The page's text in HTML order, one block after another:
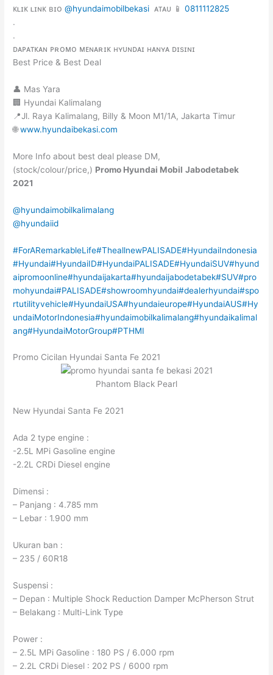
ᴋʟɪᴋ ʟɪɴᴋ ʙɪᴏ@hyundaimobilbekasi ᴀᴛᴀᴜ 📱0811112825
.
.
ᴅᴀᴘᴀᴛᴋᴀɴ ᴘʀᴏᴍᴏ ᴍᴇɴᴀʀɪᴋ ʜʏᴜɴᴅᴀɪ ʜᴀɴʏᴀ ᴅɪsɪɴɪ
Best Price & Best Deal
👤 Mas Yara
🏢 Hyundai Kalimalang
📍Jl. Raya Kalimalang, Billy & Moon M1/1A, Jakarta Timur
🌐www.hyundaibekasi.com
More Info about best deal please DM,
(stock/colour/price,) Promo Hyundai Mobil Jabodetabek
2021
@hyundaimobilkalimalang
@hyundaiid
#ForARemarkableLife#TheallnewPALISADE#HyundaiIndonesia
#Hyundai#HyundaiID#HyundaiPALISADE#HyundaiSUV#hyund
aipromoonline#hyundaijakarta#hyundaijabodetabek#SUV#pro
mohyundai#PALISADE#showroomhyundai#dealerhyundai#spo
rtutilityvehicle#HyundaiUSA#hyundaieurope#HyundaiAUS#Hy
undaiMotorIndonesia#hyundaimobilkalimalang#hyundaikalimal
ang#HyundaiMotorGroup#PTHMI
Promo Cicilan Hyundai Santa Fe 2021
Phantom Black Pearl
New Hyundai Santa Fe 2021
Ada 2 type engine :
-2.5L MPi Gasoline engine
-2.2L CRDi Diesel engine
Dimensi :
– Panjang : 4.785 mm
– Lebar : 1.900 mm
Ukuran ban :
– 235 / 60R18
Suspensi :
– Depan : Multiple Shock Reduction Damper McPherson Strut
– Belakang : Multi-Link Type
Power :
– 2.5L MPi Gasoline : 180 PS / 6.000 rpm
– 2.2L CRDi Diesel : 202 PS / 6000 rpm